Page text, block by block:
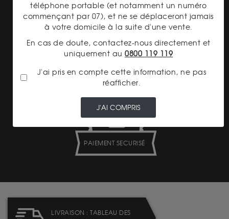
PAIEMENT SECURISÉ
LIVRAISON : TABLEAU DES
téléphone portable (et notamment un numéro
commençant par 07), et ne se déplaceront jamais
à votre domicile à la suite d'une vente.
En cas de doute, contactez-nous directement et
uniquement au 0800 119 119
J'ai pris en compte cette information, ne pas
réafficher.
J'AI COMPRIS